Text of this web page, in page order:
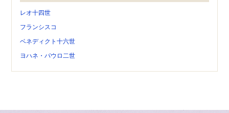
レオ十四世
フランシスコ
ベネディクト十六世
ヨハネ・パウロ二世